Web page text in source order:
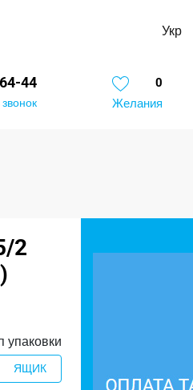
Укр
44
звонок
0
Желания
2
упаковки
ЯЩИК